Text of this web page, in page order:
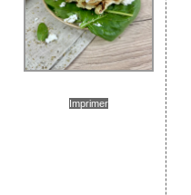
Imprimer